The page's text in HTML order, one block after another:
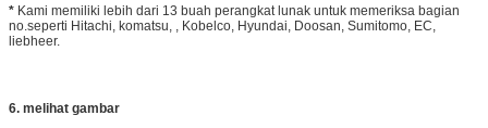
* Kami memiliki lebih dari 13 buah perangkat lunak untuk memeriksa bagian
no.seperti Hitachi, komatsu, , Kobelco, Hyundai, Doosan, Sumitomo, EC,
liebheer.
6. melihat gambar